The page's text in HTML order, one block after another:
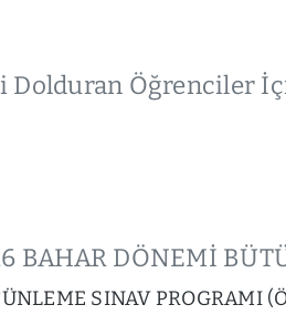
Öğrenciler
BAHAR DÖNEMİ
SINAV PROGRAMI